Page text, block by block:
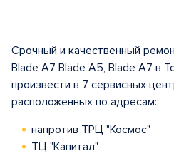
Срочный и качественный
Blade A7 Blade A5, Blade A7 в
произвести в 7 сервисных
расположенных по адресам::
напротив ТРЦ "Космос"
ТЦ "Капитал"